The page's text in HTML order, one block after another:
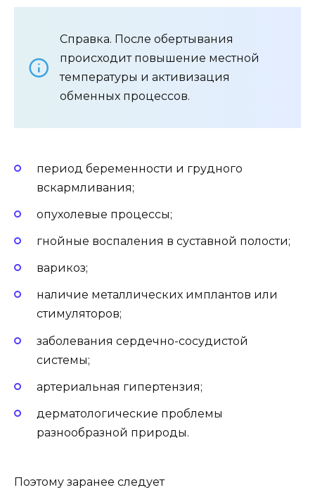
Справка. После обертывания
происходит повышение местной
температуры и активизация
обменных процессов.
период беременности и грудного
вскармливания;
опухолевые процессы;
гнойные воспаления в суставной полости;
варикоз;
наличие металлических имплантов или
стимуляторов;
заболевания сердечно-сосудистой
системы;
артериальная гипертензия;
дерматологические проблемы
разнообразной природы.
Поэтому заранее следует